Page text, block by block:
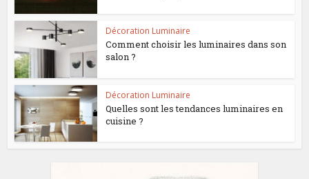
Décoration Luminaire
Comment choisir les luminaires dans son
salon ?
Décoration Luminaire
Quelles sont les tendances luminaires en
cuisine ?